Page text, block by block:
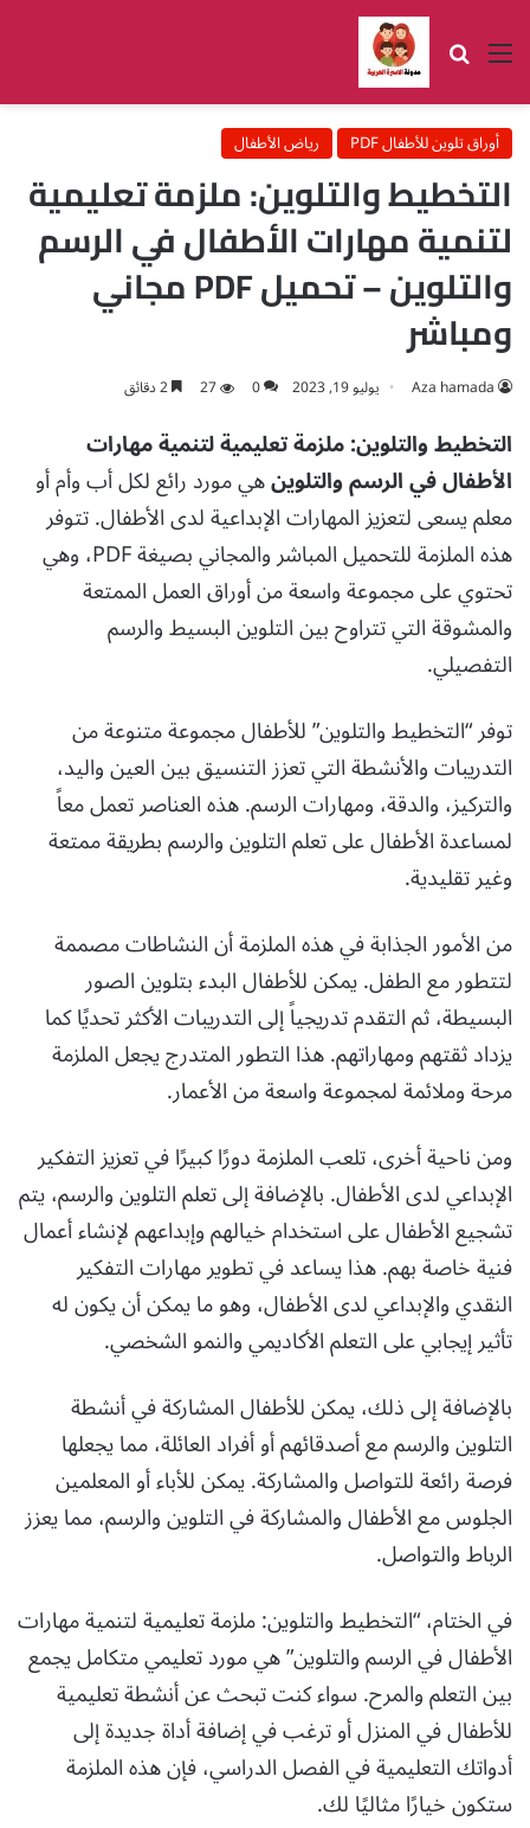
القائمة بحث عن
أوراق تلوين للأطفال PDF رياض الأطفال
التخطيط والتلوين: ملزمة تعليمية
لتنمية مهارات الأطفال في الرسم
والتلوين – تحميل PDF مجاني
ومباشر
Aza hamada يوليو 19, 2023 0
27
التخطيط والتلوين: ملزمة تعليمية لتنمية مهارات
الأطفال في الرسم والتلوينهي مورد رائع لكل أب وأم أو
معلم يسعى لتعزيز المهارات الإبداعية لدى الأطفال. تتوفر
هذه الملزمة للتحميل المباشر والمجاني بصيغة PDF، وهي
تحتوي على مجموعة واسعة من أوراق العمل الممتعة
والمشوقة التي تتراوح بين التلوين البسيط والرسم
التفصيلي.
توفر “التخطيط والتلوين” للأطفال مجموعة متنوعة من
التدريبات والأنشطة التي تعزز التنسيق بين العين واليد،
والتركيز، والدقة، ومهارات الرسم. هذه العناصر تعمل معاً
لمساعدة الأطفال على تعلم التلوين والرسم بطريقة ممتعة
وغير تقليدية.
من الأمور الجذابة في هذه الملزمة أن النشاطات مصممة
لتتطور مع الطفل. يمكن للأطفال البدء بتلوين الصور
البسيطة، ثم التقدم تدريجياً إلى التدريبات الأكثر تحديًا كما
يزداد ثقتهم ومهاراتهم. هذا التطور المتدرج يجعل الملزمة
مرحة وملائمة لمجموعة واسعة من الأعمار.
ومن ناحية أخرى، تلعب الملزمة دورًا كبيرًا في تعزيز التفكير
الإبداعي لدى الأطفال. بالإضافة إلى تعلم التلوين والرسم، يتم
تشجيع الأطفال على استخدام خيالهم وإبداعهم لإنشاء أعمال
فنية خاصة بهم. هذا يساعد في تطوير مهارات التفكير
النقدي والإبداعي لدى الأطفال، وهو ما يمكن أن يكون له
تأثير إيجابي على التعلم الأكاديمي والنمو الشخصي.
بالإضافة إلى ذلك، يمكن للأطفال المشاركة في أنشطة
التلوين والرسم مع أصدقائهم أو أفراد العائلة، مما يجعلها
فرصة رائعة للتواصل والمشاركة. يمكن للأباء أو المعلمين
الجلوس مع الأطفال والمشاركة في التلوين والرسم، مما يعزز
الرباط والتواصل.
في الختام، “التخطيط والتلوين: ملزمة تعليمية لتنمية مهارات
الأطفال في الرسم والتلوين” هي مورد تعليمي متكامل يجمع
بين التعلم والمرح. سواء كنت تبحث عن أنشطة تعليمية
للأطفال في المنزل أو ترغب في إضافة أداة جديدة إلى
أدواتك التعليمية في الفصل الدراسي، فإن هذه الملزمة
ستكون خيارًا مثاليًا لك.